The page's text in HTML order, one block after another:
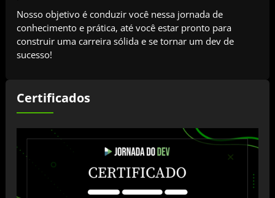
Nosso objetivo é conduzir você nessa jornada de
conhecimento e prática, até você estar pronto para
construir uma carreira sólida e se tornar um dev de
sucesso!
Certificados